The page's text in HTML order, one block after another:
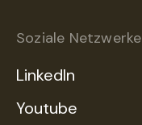
Soziale Netzwerke
LinkedIn
Youtube